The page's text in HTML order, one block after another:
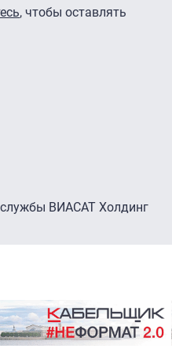
, чтобы оставлять
ВИАСАТ Холдинг